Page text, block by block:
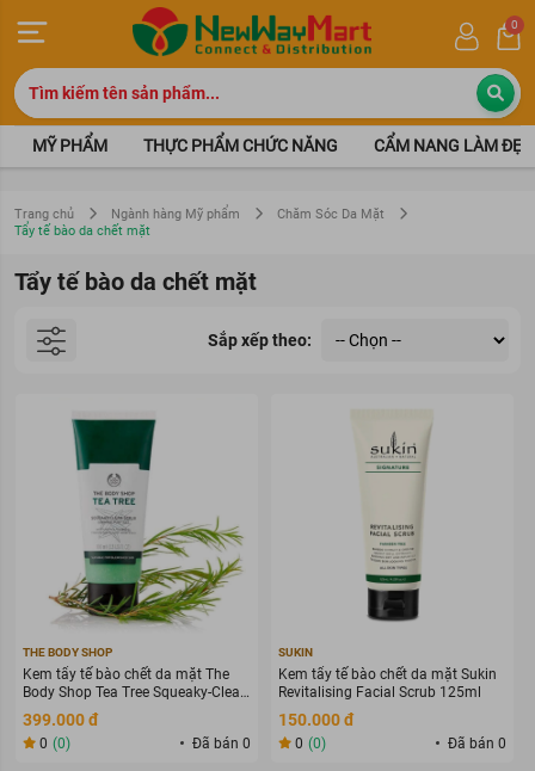
0
MỸ PHẨM THỰC PHẨM CHỨC NĂNG CẨM NANG LÀM ĐẸP
Trang chủ Ngành hàng Mỹ phẩm
Chăm Sóc Da Mặt
Tẩy tế bào da chết mặt
Tẩy tế bào da chết mặt
Sắp xếp theo:
THE BODY SHOP
Kem tẩy tế bào chết da mặt The
Body Shop Tea Tree Squeaky-Clean
Scrub 100ml
399.000 đ
0 (0) Đã bán 0
SUKIN
Kem tẩy tế bào chết da mặt Sukin
Revitalising Facial Scrub 125ml
150.000 đ
0 (0) Đã bán 0